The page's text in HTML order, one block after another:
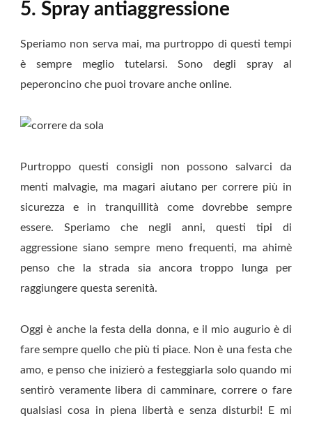
5. Spray antiaggressione
Speriamo non serva mai, ma purtroppo di questi tempi
è sempre meglio tutelarsi. Sono degli spray al
peperoncino che puoi trovare anche online.
Purtroppo questi consigli non possono salvarci da
menti malvagie, ma magari aiutano per correre più in
sicurezza e in tranquillità come dovrebbe sempre
essere. Speriamo che negli anni, questi tipi di
aggressione siano sempre meno frequenti, ma ahimè
penso che la strada sia ancora troppo lunga per
raggiungere questa serenità.
Oggi è anche la festa della donna, e il mio augurio è di
fare sempre quello che più ti piace. Non è una festa che
amo, e penso che inizierò a festeggiarla solo quando mi
sentirò veramente libera di camminare, correre o fare
qualsiasi cosa in piena libertà e senza disturbi! E mi